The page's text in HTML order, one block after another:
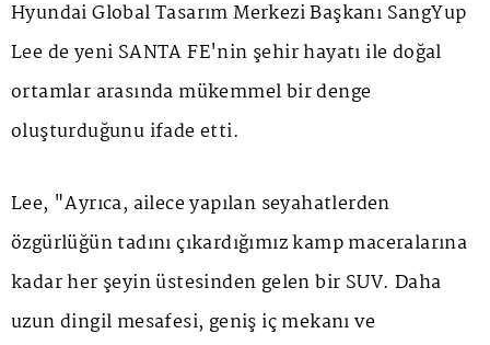
Hyundai Global Tasarım Merkezi Başkanı SangYup
Lee de yeni SANTA FE'nin şehir hayatı ile doğal
ortamlar arasında mükemmel bir denge
oluşturduğunu ifade etti.
Lee, "Ayrıca, ailece yapılan seyahatlerden
özgürlüğün tadını çıkardığımız kamp maceralarına
kadar her şeyin üstesinden gelen bir SUV. Daha
uzun dingil mesafesi, geniş iç mekanı ve